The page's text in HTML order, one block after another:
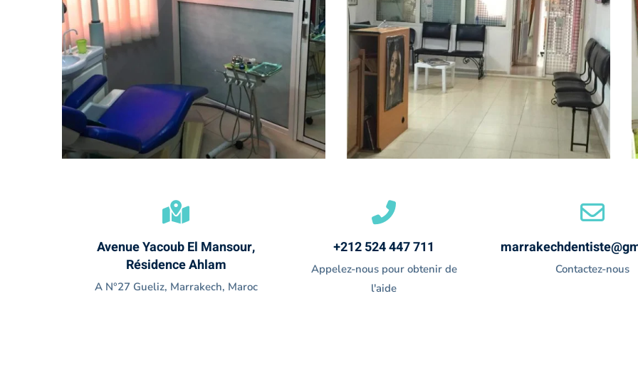
Avenue Yacoub El Mansour,
Résidence Ahlam
A N°27 Gueliz, Marrakech, Maroc
+212 524 447 711
Appelez-nous pour obtenir de
l'aide
Contactez-nous